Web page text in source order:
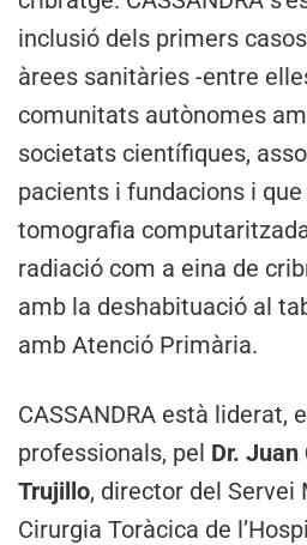
inclusió dels primers
àrees sanitàries -entre
comunitats autònomes
societats científiques,
pacients i fundacions i
tomografia
radiació com a eina de
amb la deshabituació al
amb Atenció Primària.
CASSANDRA està liderat,
professionals, pel Dr. Juan
Trujillo, director del Servei
Cirurgia Toràcica de